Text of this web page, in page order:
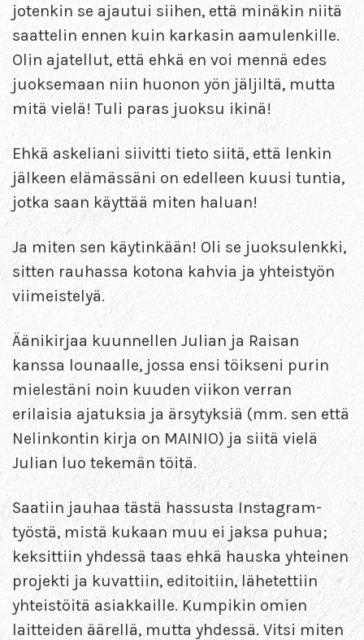
jotenkin se ajautui siihen, että minäkin niitä
saattelin ennen kuin karkasin aamulenkille.
Olin ajatellut, että ehkä en voi mennä edes
juoksemaan niin huonon yön jäljiltä, mutta
mitä vielä! Tuli paras juoksu ikinä!
Ehkä askeliani siivitti tieto siitä, että lenkin
jälkeen elämässäni on edelleen kuusi tuntia,
jotka saan käyttää miten haluan!
Ja miten sen käytinkään! Oli se juoksulenkki,
sitten rauhassa kotona kahvia ja yhteistyön
viimeistelyä.
Äänikirjaa kuunnellen Julian ja Raisan
kanssa lounaalle, jossa ensi töikseni purin
mielestäni noin kuuden viikon verran
erilaisia ajatuksia ja ärsytyksiä (mm. sen että
Nelinkontin kirja on MAINIO) ja siitä vielä
Julian luo tekemän töitä.
Saatiin jauhaa tästä hassusta Instagram-
työstä, mistä kukaan muu ei jaksa puhua;
keksittiin yhdessä taas ehkä hauska yhteinen
projekti ja kuvattiin, editoitiin, lähetettiin
yhteistöitä asiakkaille. Kumpikin omien
laitteiden äärellä, mutta yhdessä. Vitsi miten